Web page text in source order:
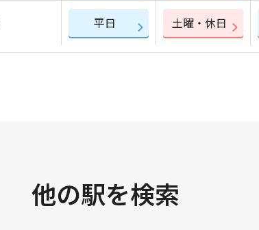
平日 土曜・休日
他の駅を検索